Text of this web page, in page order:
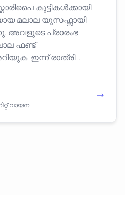
കുട്ടികൾക്കായി
മലാല യൂസഫ്സായി
അവളുടെ പ്രാരംഭ
ഫണ്ട്
ഇന്ന് രാത്രി…
വായന